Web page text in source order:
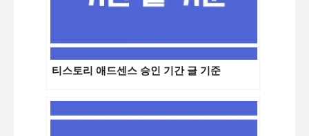
티스토리 애드센스 승인 기간 글 기준